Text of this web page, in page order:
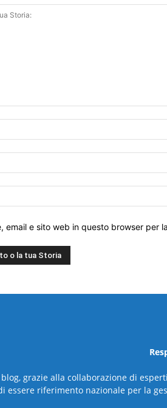
email e sito web in questo browser per
grazie alla collaborazione di
essere riferimento nazionale per la